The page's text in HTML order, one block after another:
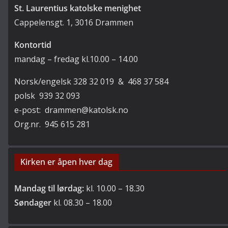
St. Laurentius katolske menighet
Cappelensgt. 1, 3016 Drammen
Kontortid
mandag – fredag kl.10.00 – 14.00
Norsk/engelsk 328 32 019 & 468 37 584
polsk 939 32 093
e-post: drammen@katolsk.no
Org.nr. 945 615 281
Kirken er åpen hver dag
Mandag til lørdag: kl. 10.00 – 18.30
Søndager kl. 08.30 – 18.00